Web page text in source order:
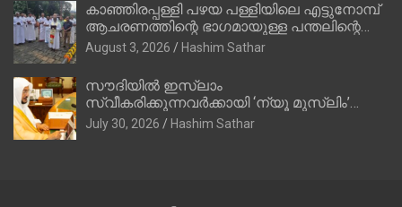
കാഞ്ഞിരപ്പള്ളി പഴയ പള്ളിയിലെ എട്ടുനോമ്പ്
ആചരണത്തിന്റെ ഭാഗമായുള്ള പന്തലിന്റെ
കാൽനാട്ട് കർമ്മം ആർച്ച് പ്രീസ്റ്റ് വെരി.
റവ.ഫാ. കുര്യൻ താമരശ്ശേരി നിർവഹിക്കുന്നു.
August 3, 2026 Hashim Sathar
സൗദിയില്‍ ഇസ്‌ലാം
സ്വീകരിക്കുന്നവര്‍ക്കായി ‘ന്യൂ മുസ്ലിം’
ഡിജിറ്റല്‍ കാര്‍ഡ് സേവനം ആരംഭിച്ചു
July 30, 2026 Hashim Sathar